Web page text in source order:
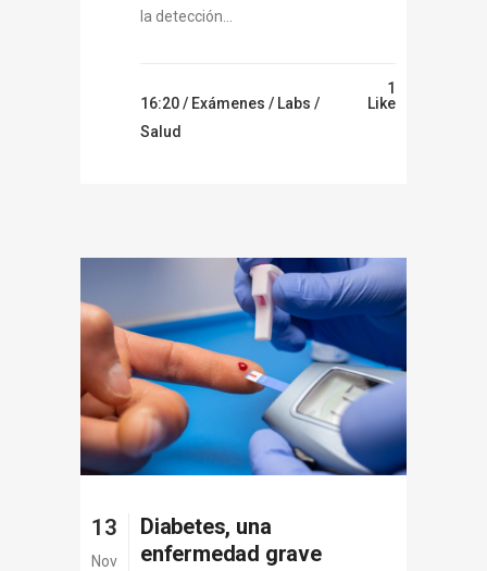
la detección...
16:20 / Exámenes / Labs /
Salud
1
Like
13
Nov
Diabetes, una
enfermedad grave